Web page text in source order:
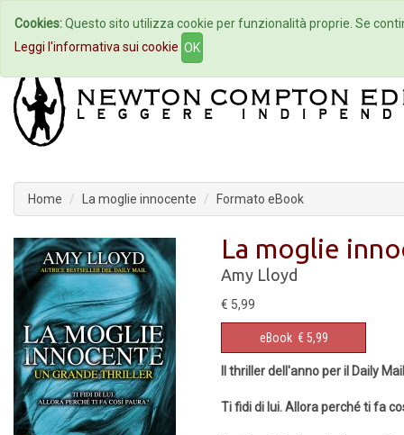
Home Autori Eventi
Home La moglie innocente Formato eBook
La moglie
Amy Lloyd
€ 5,99
eBook € 5,99
Il thriller dell'anno per il Daily Mail
Ti fidi di lui. Allora perché ti fa
Cookies:Questo sito utilizza cookie per funzionalità proprie. Se
Leggi l'informativa sui cookie OK